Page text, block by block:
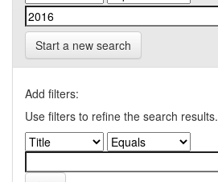
Start a new search
Add filters:
Use filters to refine the search results.